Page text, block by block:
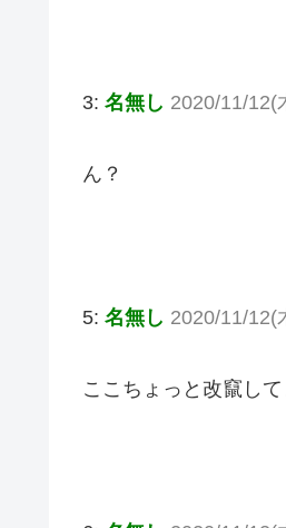
3: 名無し 2020/11/12(
ん？
5: 名無し 2020/11/12(
ここちょっと改竄し